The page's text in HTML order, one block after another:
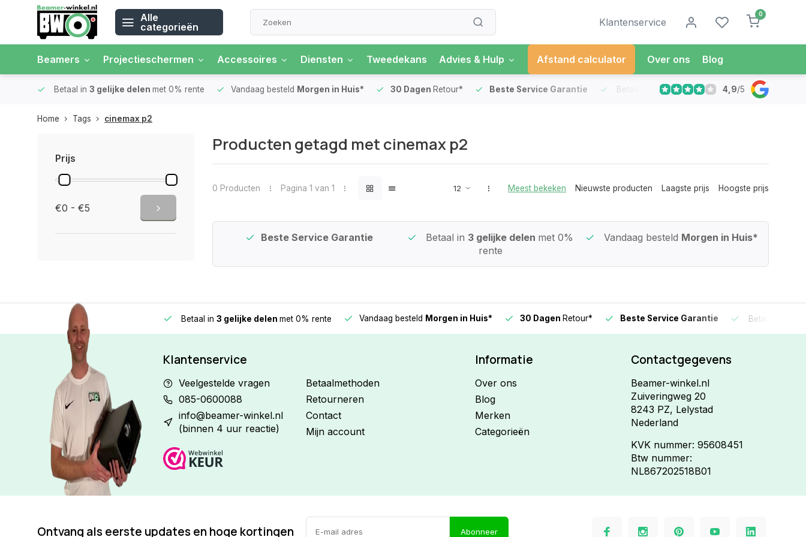
Alle
categorieën
Klantenservice
0
Beamers Projectieschermen Accessoires Diensten Tweedekans Advies & Hulp Afstand calculator Over ons Blog
Betaal in 3 gelijke delen met 0% rente Vandaag besteld Morgen in Huis* 30 Dagen Retour* Beste Service Garantie Betaal in 3 gelijke delenmet 0% rente
4,9/5
Home Tags cinemax p2
Prijs
€0 - €5
Producten getagd met cinemax p2
0 Producten Pagina 1 van 1 Meest bekeken Nieuwste producten Laagste prijs Hoogste prijs
30 DagenRetour* Beste Service Garantie Betaal in 3 gelijke delen met 0%
rente
Vandaag besteld Morgen in Huis*
Beste Service Garantie Betaal in 3 gelijke delen met 0% rente Vandaag besteld Morgen in Huis* 30 Dagen Retour* Beste Service Garantie Betaal in
Klantenservice
Veelgestelde vragen
085-0600088
info@beamer-winkel.nl
(binnen 4 uur reactie)
Betaalmethoden
Retourneren
Contact
Mijn account
Informatie
Over ons
Blog
Merken
Categorieën
Contactgegevens
Beamer-winkel.nl
Zuiveringweg 20
8243 PZ, Lelystad
Nederland
KVK nummer: 95608451
Btw nummer:
NL867202518B01
Ontvang als eerste updates en hoge kortingen Abonneer